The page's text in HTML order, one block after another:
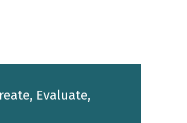
Evaluate,